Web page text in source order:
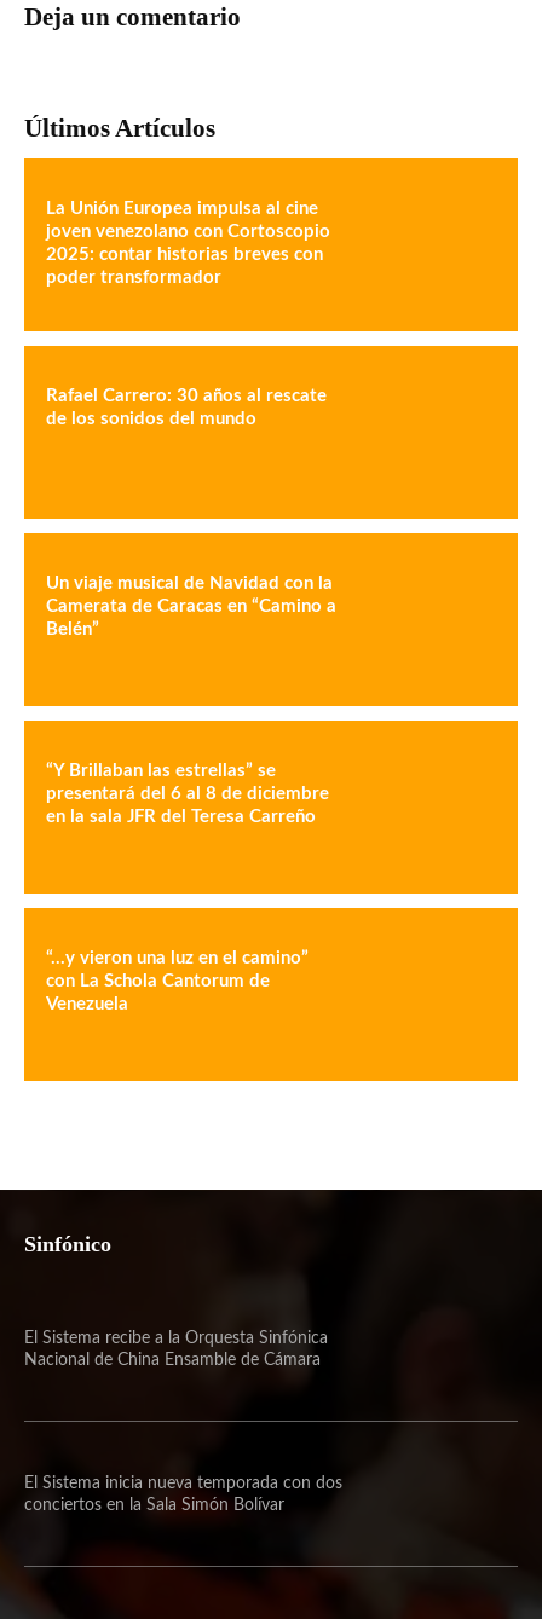
Deja un comentario
Últimos Artículos
La Unión Europea impulsa al cine
joven venezolano con Cortoscopio
2025: contar historias breves con
poder transformador
Rafael Carrero: 30 años al rescate
de los sonidos del mundo
Un viaje musical de Navidad con la
Camerata de Caracas en “Camino a
Belén”
“Y Brillaban las estrellas” se
presentará del 6 al 8 de diciembre
en la sala JFR del Teresa Carreño
“…y vieron una luz en el camino”
con La Schola Cantorum de
Venezuela
Sinfónico
El Sistema recibe a la Orquesta Sinfónica
Nacional de China Ensamble de Cámara
El Sistema inicia nueva temporada con dos
conciertos en la Sala Simón Bolívar